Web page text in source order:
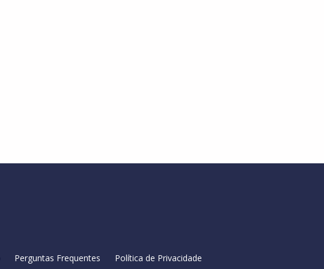
Perguntas Frequentes Política de Privacidade